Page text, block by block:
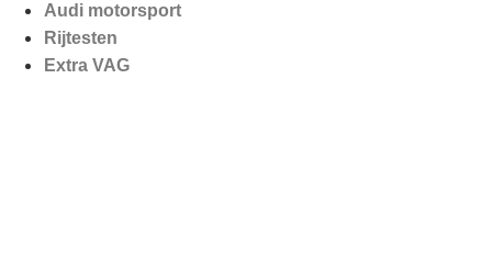
Audi motorsport
Rijtesten
Extra VAG